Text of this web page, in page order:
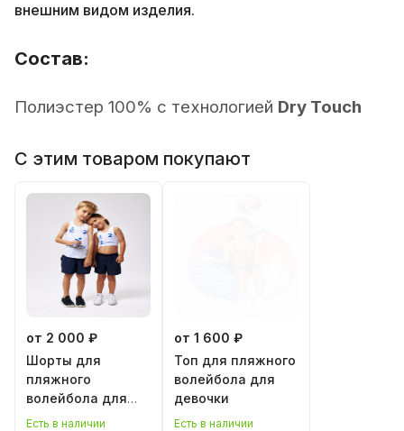
внешним видом изделия.
Состав:
Полиэстер 100% с технологией Dry Touch
С этим товаром покупают
от 2 000 ₽
Шорты для
пляжного
волейбола для
мальчика и
Есть в наличии
от 1 600 ₽
Топ для пляжного
волейбола для
девочки
Есть в наличии